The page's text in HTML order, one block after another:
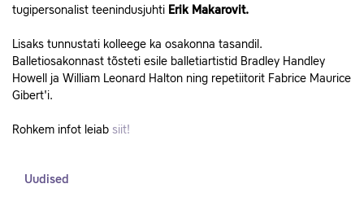
tugipersonalist teenindusjuhti Erik Makarovit.
Lisaks tunnustati kolleege ka osakonna tasandil.
Balletiosakonnast tõsteti esile balletiartistid Bradley Handley
Howell ja William Leonard Halton ning repetiitorit Fabrice Maurice
Gibert'i.
Rohkem infot leiab siit!
Uudised